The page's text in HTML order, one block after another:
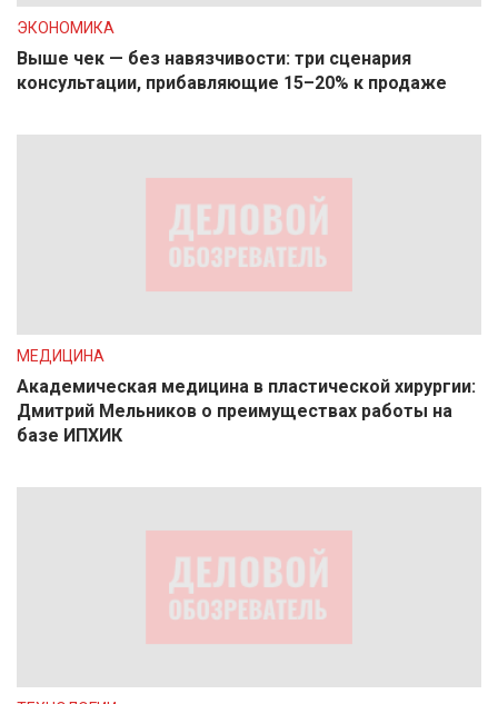
ЭКОНОМИКА
Выше чек — без навязчивости: три сценария
консультации, прибавляющие 15–20% к продаже
МЕДИЦИНА
Академическая медицина в пластической хирургии:
Дмитрий Мельников о преимуществах работы на
базе ИПХИК